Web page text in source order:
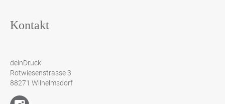
Kontakt
deinDruck
Rotwiesenstrasse 3
88271 Wilhelmsdorf